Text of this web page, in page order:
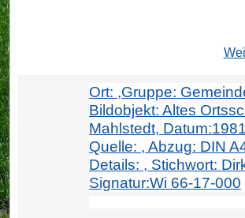
Ort: ,Gruppe:
Bildobjekt: Altes
Mahlstedt,
Quelle: , Abzug: DIN
Details: , Stichwort:
Signatur:Wi 66-17-000